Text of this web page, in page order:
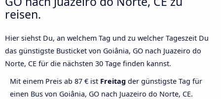
reisen.
Hier siehst Du, an welchem Tag und zu welcher Tageszeit Du
das günstigste Busticket von Goiânia, GO nach Juazeiro do
Norte, CE für die nächsten 30 Tage finden kannst.
Mit einem Preis ab 87 € ist Freitag der günstigste Tag für
einen Bus von Goiânia, GO nach Juazeiro do Norte, CE.